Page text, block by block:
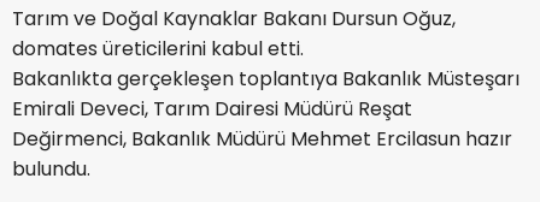
Tarım ve Doğal Kaynaklar Bakanı Dursun Oğuz,
domates üreticilerini kabul etti.
Bakanlıkta gerçekleşen toplantıya Bakanlık Müsteşarı
Emirali Deveci, Tarım Dairesi Müdürü Reşat
Değirmenci, Bakanlık Müdürü Mehmet Ercilasun hazır
bulundu.